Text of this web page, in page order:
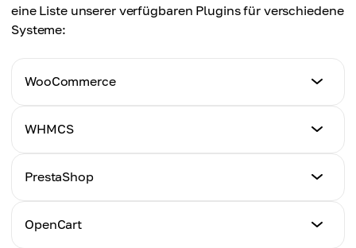
eine Liste unserer verfügbaren Plugins für verschiedene
Systeme:
WooCommerce
Anleitung
WHMCS
Anleitung
PrestaShop
Anleitung
OpenCart